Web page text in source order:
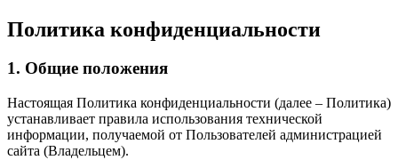
Политика конфиденциальности
1. Общие положения
Настоящая Политика конфиденциальности (далее – Политика)
устанавливает правила использования технической
информации, получаемой от Пользователей администрацией
сайта (Владельцем).